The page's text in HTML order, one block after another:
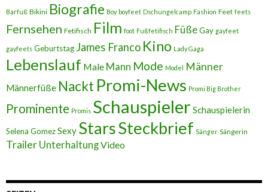
Barfuß Bikini Biografie Boy boyfeet Dschungelcamp Fashion Feet feets
Fernsehen Fetifisch Film foot Fußfetifisch FüßeGay gayfeet
gayfeets Geburtstag James Franco Kino Lady Gaga
Lebenslauf Male Mann Mode Model Männer
Männerfüße Nackt Promi-News Promi Big Brother
Prominente Promis Schauspieler Schauspielerin
Selena GomezSexy StarsSteckbrief Sänger Sängerin
Trailer UnterhaltungVideo